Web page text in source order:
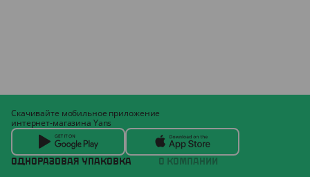
ОДНОРАЗОВАЯ УПАКОВКА О КОМПАНИИ
Скачивайте мобильное приложение
интернет-магазина Yans